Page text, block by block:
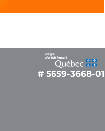
# 5659-3668-01